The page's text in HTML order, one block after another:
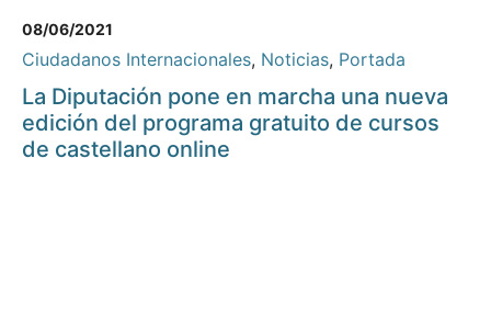
08/06/2021
Ciudadanos Internacionales, Noticias, Portada
La Diputación pone en marcha una nueva
edición del programa gratuito de cursos
de castellano online